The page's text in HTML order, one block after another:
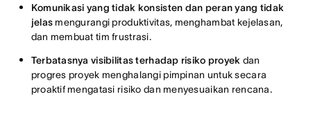
Komunikasi yang tidak konsisten dan peran yang tidak
jelasmengurangi produktivitas, menghambat kejelasan,
dan membuat tim frustrasi.
Terbatasnya visibilitas terhadap risiko proyek dan
progres proyek menghalangi pimpinan untuk secara
proaktif mengatasi risiko dan menyesuaikan rencana.